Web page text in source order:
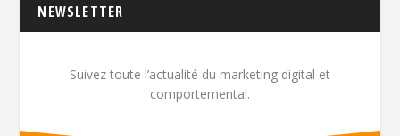
NEWSLETTER
Suivez toute l’actualité du marketing digital et
comportemental.